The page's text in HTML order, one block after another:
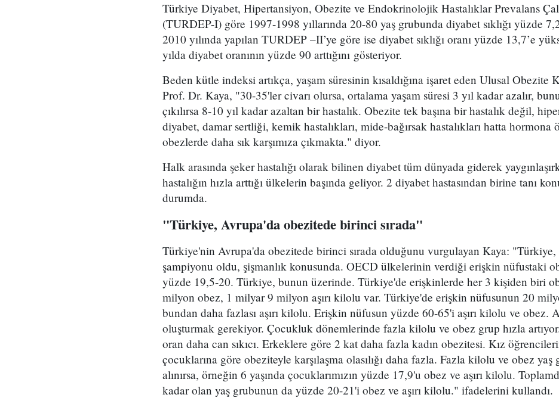
Türkiye Diyabet, Hipertansiyon, Obezite ve Endokrinolojik Hastalıklar Prevalans
(TURDEP-I) göre 1997-1998 yıllarında 20-80 yaş grubunda diyabet sıklığı yüzde
2010 yılında yapılan TURDEP –II’ye göre ise diyabet sıklığı oranı yüzde 13,7’e
yılda diyabet oranının yüzde 90 arttığını gösteriyor.
Beden kütle indeksi artıkça, yaşam süresinin kısaldığına işaret eden Ulusal Obezite
Prof. Dr. Kaya, "30-35'ler civarı olursa, ortalama yaşam süresi 3 yıl kadar azalır,
çıkılırsa 8-10 yıl kadar azaltan bir hastalık. Obezite tek başına bir hastalık değil,
diyabet, damar sertliği, kemik hastalıkları, mide-bağırsak hastalıkları hatta hormona
obezlerde daha sık karşımıza çıkmakta." diyor.
Halk arasında şeker hastalığı olarak bilinen diyabet tüm dünyada giderek
hastalığın hızla arttığı ülkelerin başında geliyor. 2 diyabet hastasından birine tanı
durumda.
"Türkiye, Avrupa'da obezitede birinci sırada"
Türkiye'nin Avrupa'da obezitede birinci sırada olduğunu vurgulayan Kaya:
şampiyonu oldu, şişmanlık konusunda. OECD ülkelerinin verdiği erişkin nüfustaki
yüzde 19,5-20. Türkiye, bunun üzerinde. Türkiye'de erişkinlerde her 3 kişiden biri
milyon obez, 1 milyar 9 milyon aşırı kilolu var. Türkiye'de erişkin nüfusunun 20
bundan daha fazlası aşırı kilolu. Erişkin nüfusun yüzde 60-65'i aşırı kilolu ve obez.
oluşturmak gerekiyor. Çocukluk dönemlerinde fazla kilolu ve obez grup hızla
oran daha can sıkıcı. Erkeklere göre 2 kat daha fazla kadın obezitesi. Kız
çocuklarına göre obeziteyle karşılaşma olasılığı daha fazla. Fazla kilolu ve obez
alınırsa, örneğin 6 yaşında çocuklarımızın yüzde 17,9'u obez ve aşırı kilolu.
kadar olan yaş grubunun da yüzde 20-21'i obez ve aşırı kilolu." ifadelerini kullandı.